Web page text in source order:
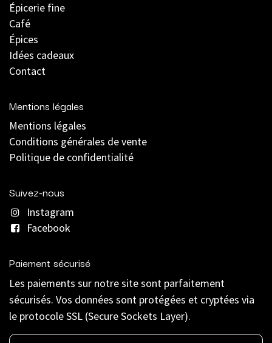
Épicerie fine
Café
Épices
Idées cadeaux
Contact
Mentions légales
Mentions légales
Conditions générales de vente
Politique de confidentialité
Suivez-nous
Instagram
Facebook
Paiement sécurisé
Les paiements sur notre site sont parfaitement
sécurisés. Vos données sont protégées et cryptées via
le protocole SSL (Secure Sockets Layer).